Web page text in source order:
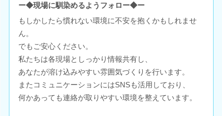
ー◆現場に馴染めるようフォロー◆ー
もしかしたら慣れない環境に不安を抱くかもしれませ
ん。
でもご安心ください。
私たちは各現場としっかり情報共有し、
あなたが溶け込みやすい雰囲気づくりを行います。
またコミュニケーションにはSNSも活用しており、
何かあっても連絡が取りやすい環境を整えています。